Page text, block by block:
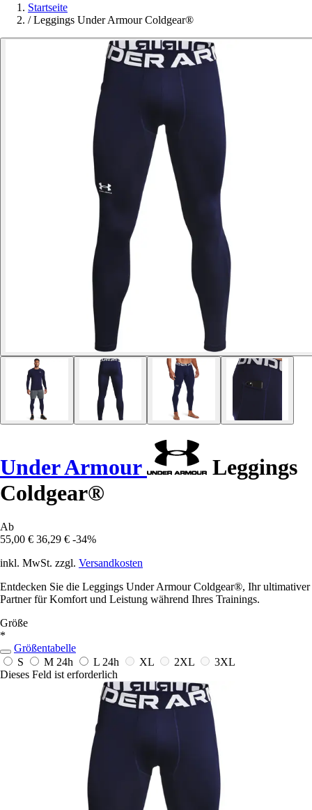
Startseite
/ Leggings Under Armour Coldgear®
Under Armour
Leggings
Coldgear®
Ab
55,00 € 36,29 € -34%
inkl. MwSt. zzgl. Versandkosten
Entdecken Sie die Leggings Under Armour Coldgear®, Ihr ultimativer
Partner für Komfort und Leistung während Ihres Trainings.
Größe
*
Größentabelle
S
M 24h L 24h XL 2XL
3XL
Dieses Feld ist erforderlich